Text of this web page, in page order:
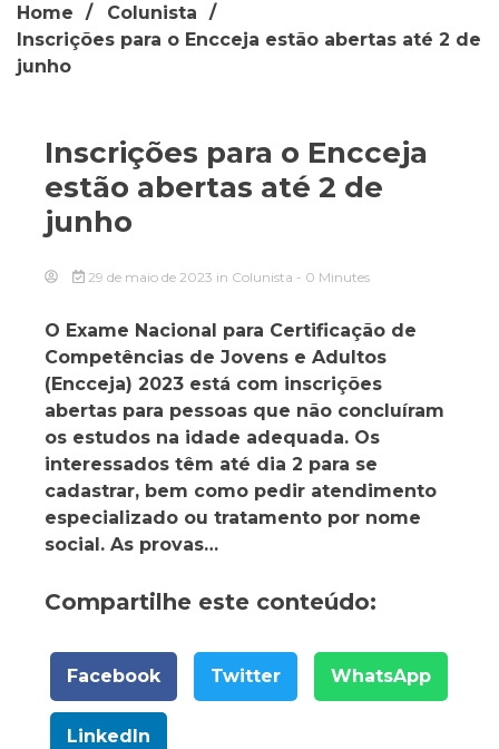
Home
Colunista
Inscrições para o Encceja estão abertas até 2 de
junho
Inscrições para o Encceja
estão abertas até 2 de
junho
29 de maio de 2023 in Colunista - 0 Minutes
O Exame Nacional para Certificação de
Competências de Jovens e Adultos
(Encceja) 2023 está com inscrições
abertas para pessoas que não concluíram
os estudos na idade adequada. Os
interessados têm até dia 2 para se
cadastrar, bem como pedir atendimento
especializado ou tratamento por nome
social. As provas…
Compartilhe este conteúdo:
Facebook Twitter WhatsApp
LinkedIn